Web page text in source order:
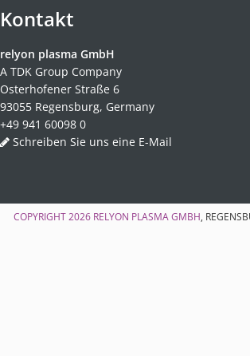
Kontakt
relyon plasma GmbH
A TDK Group Company
Osterhofener Straße 6
93055 Regensburg, Germany
+49 941 60098 0
Schreiben Sie uns eine E-Mail
COPYRIGHT 2026 RELYON PLASMA GMBH,